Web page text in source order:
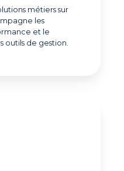
métiers sur
les
et le
de gestion.